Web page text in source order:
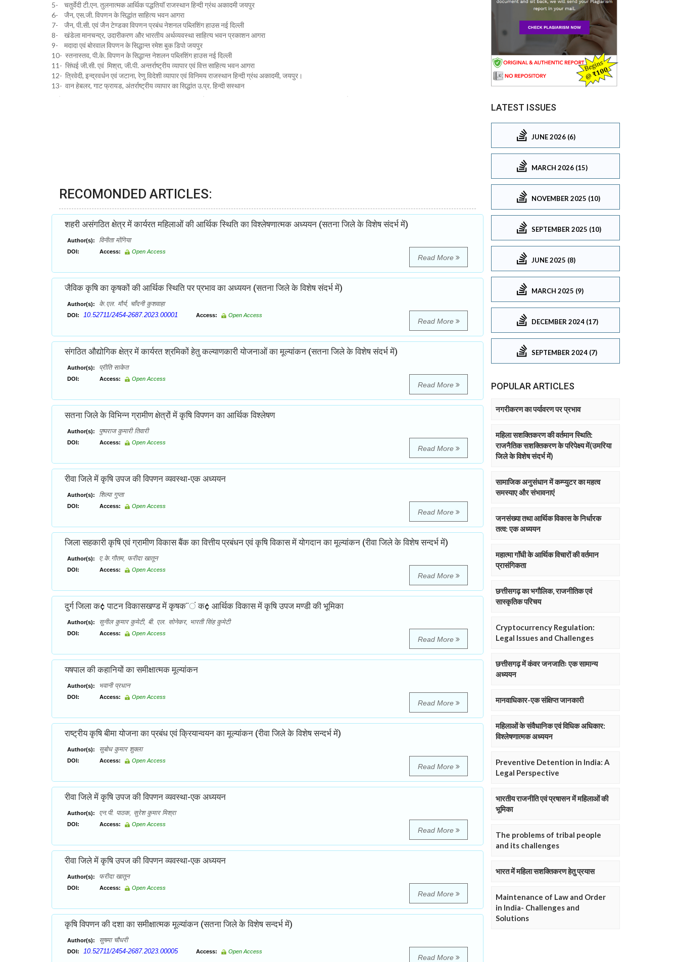
5- चतुर्वेदी टी.एन. तुलनात्मक आर्थिक पद्धतियॉ राजस्थान हिन्दी ग्रंथ अकादमी जयपुर
6- जैन, एस.जी. विपणन के सिद्धांत साहित्य भवन आगरा
7- जैन, पी.सी. एवं जैन टेण्डका विपणन प्रबंध नेशनल पब्लिशिंग हाउस नई दिल्ली
8- खंडेला मानचन्द्र, उदारीकरण और भारतीय अर्थव्यवस्था साहित्य भवन प्रकाशन आगरा
9- मदादा एवं बोरवाल विपणन के सिद्धान्त रमेश बुक डिपो जयपुर
10- स्तनास्तव, पी.के. विपणन के सिद्धान्त नेशलन पब्लिशिंग हाउस नई दिल्ली
11- सिंघई जी.सी. एवं मिश्रा, जी.पी. अन्तर्राष्ट्रीय व्यापार एवं वित्त साहित्य भवन आगरा
12- त्रिवेदी, इन्द्रवर्धन एवं जटाना, रेणु विदेशी व्यापार एवं विनिमय राजस्थान हिन्दी ग्रंथ अकादमी, जयपुर।
13- वान हेबलर, गाट फ्रायड, अंतर्राष्ट्रीय व्यापार का सिद्धांत उ.प्र. हिन्दी सस्थान
RECOMONDED ARTICLES:
शहरी असंगठित क्षेत्र में कार्यरत महिलाओं की आर्थिक स्थिति का विश्लेषणात्मक अध्ययन (सतना जिले के विशेष संदर्भ में)
Author(s): विनीता मोंगिया
DOI: Access: Open Access
Read More
जैविक कृषि का कृषकों की आर्थिक स्थिति पर प्रभाव का अध्ययन (सतना जिले के विशेष संदर्भ में)
Author(s): के.एल. मौर्य, चाँदनी कुशवाहा
DOI: 10.52711/2454-2687.2023.00001 Access: Open Access
Read More
संगठित औद्योगिक क्षेत्र में कार्यरत श्रमिकों हेतु कल्याणकारी योजनाओं का मूल्यांकन (सतना जिले के विशेष संदर्भ में)
Author(s): प्रीति साकेत
DOI: Access: Open Access
Read More
सतना जिले के विभिन्न ग्रामीण क्षेत्रों में कृषि विपणन का आर्थिक विश्लेषण
Author(s): पुष्पराज कुमारी तिवारी
DOI: Access: Open Access
Read More
रीवा जिले में कृषि उपज की विपणन व्यवस्था-एक अध्ययन
Author(s): शिल्पा गुप्ता
DOI: Access: Open Access
Read More
जिला सहकारी कृषि एवं ग्रामीण विकास बैंक का वित्तीय प्रबंधन एवं कृषि विकास में योगदान का मूल्यांकन (रीवा जिले के विशेष सन्दर्भ में)
Author(s): ए.के.गौतम, फरीदा खातून
DOI: Access: Open Access
Read More
दुर्ग जिला क¢ पाटन विकासखण्ड में कृषक¨ं क¢ आर्थिक विकास में कृषि उपज मण्डी की भूमिका
Author(s): सुनील कुमार कुमेटी, बी. एल. सोनेकर, भारती सिंह कुमेटी
DOI: Access: Open Access
Read More
यषपाल की कहानियों का समीक्षात्मक मूल्यांकन
Author(s): भवानी प्रधान
DOI: Access: Open Access
Read More
राष्ट्रीय कृषि बीमा योजना का प्रबंध एवं क्रियान्वयन का मूल्यांकन (रीवा जिले के विशेष सन्दर्भ में)
Author(s): सुबोध कुमार शुक्ला
DOI: Access: Open Access
Read More
रीवा जिले में कृषि उपज की विपणन व्यवस्था-एक अध्ययन
Author(s): एन.पी. पाठक, सुरेश कुमार मिश्रा
DOI: Access: Open Access
Read More
रीवा जिले में कृषि उपज की विपणन व्यवस्था-एक अध्ययन
Author(s): फरीदा खातून
DOI: Access: Open Access
Read More
कृषि विपणन की दशा का समीक्षात्मक मूल्यांकन (सतना जिले के विशेष सन्दर्भ में)
Author(s): सुषमा चौधरी
DOI: 10.52711/2454-2687.2023.00005 Access: Open Access
Read More
LATEST ISSUES
JUNE 2026 (6)
MARCH 2026 (15)
NOVEMBER 2025 (10)
SEPTEMBER 2025 (10)
JUNE 2025 (8)
MARCH 2025 (9)
DECEMBER 2024 (17)
SEPTEMBER 2024 (7)
POPULAR ARTICLES
नगरीकरण का पर्यावरण पर प्रभाव
महिला सशक्तिकरण की वर्तमान स्थिति:
राजनैतिक सशक्तिकरण के परिपेक्ष्य में(उमरिया
जिले के विशेष संदर्भ में)
सामाजिक अनुसंधान में कम्प्युटर का महत्व
समस्याए और संभावनाएं
जनसंख्या तथा आर्थिक विकास के निर्धारक
तत्व: एक अध्ययन
महात्मा गाॅंधी के आर्थिक विचारों की वर्तमान
प्रासंगिकता
छत्तीसगढ़ का भगौलिक, राजनीतिक एवं
सास्कृतिक परिचय
Cryptocurrency Regulation:
Legal Issues and Challenges
छत्तीसगढ़ में कंवर जनजातिः एक सामान्य
अध्ययन
मानवाधिकार-एक संक्षिप्त जानकारी
महिलाओं के संवैधानिक एवं विधिक अधिकार:
विश्लेषणात्मक अध्ययन
Preventive Detention in India: A
Legal Perspective
भारतीय राजनीति एवं प्रषासन में महिलाओं की
भूमिका
The problems of tribal people
and its challenges
भारत में महिला सशक्तिकरण हेतु प्रयास
Maintenance of Law and Order
in India- Challenges and
Solutions